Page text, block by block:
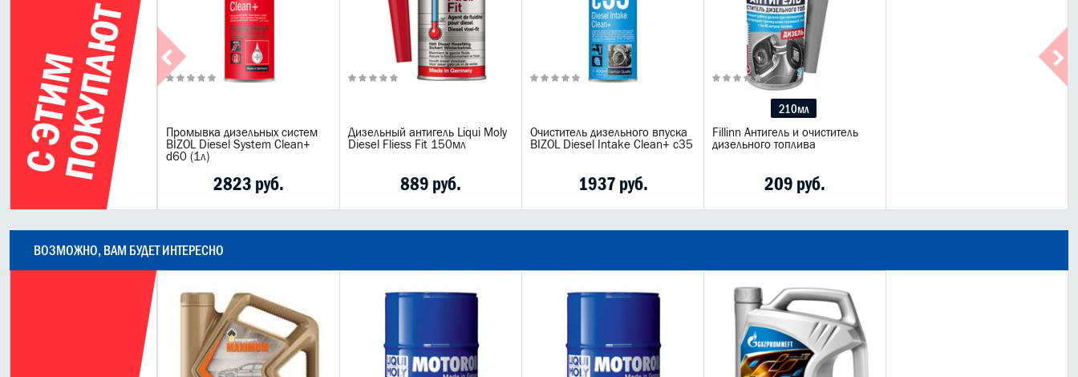
С
Э
Т
И
М
П
О
К
У
П
А
ЮТ
Промывка дизельных систем
BIZOL Diesel System Clean+
d60 (1л)
2823 руб.
Дизельный антигель Liqui Moly
Diesel Fliess Fit 150мл
889 руб.
Очиститель дизельного впуска
BIZOL Diesel Intake Clean+ c35
1937 руб.
210мл
Fillinn Антигель и очиститель
дизельного топлива
209 руб.
ВОЗМОЖНО, ВАМ БУДЕТ ИНТЕРЕСНО